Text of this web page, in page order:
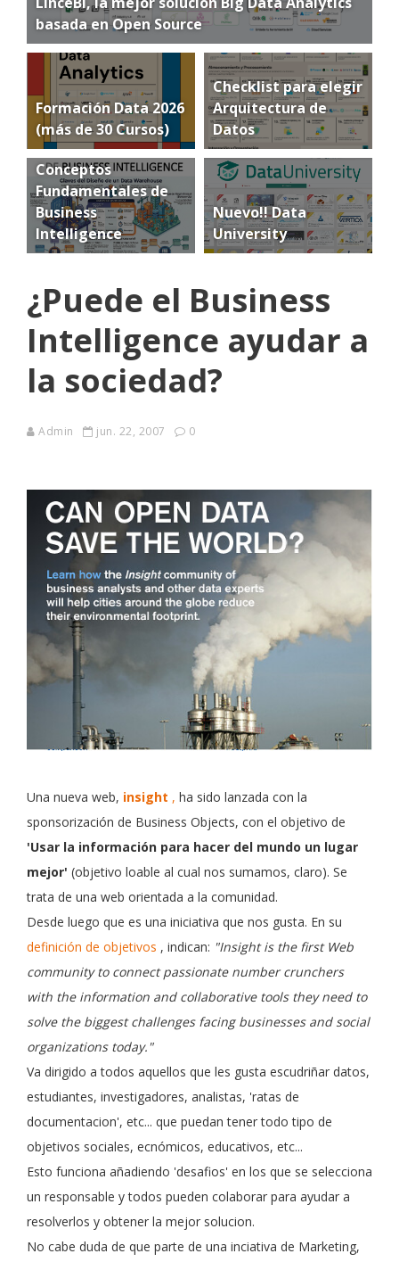
basada en Open Source
Formación Data 2026
(más de 30 Cursos)
Checklist para elegir
Arquitectura de
Datos
Conceptos
Fundamentales de
Business
Intelligence
Nuevo!! Data
University
¿Puede el Business
Intelligence ayudar a
la sociedad?
Admin jun. 22, 2007 0
Una nueva web, insight , ha sido lanzada con la
sponsorización de Business Objects, con el objetivo de
'Usar la información para hacer del mundo un lugar
mejor' (objetivo loable al cual nos sumamos, claro). Se
trata de una web orientada a la comunidad.
Desde luego que es una iniciativa que nos gusta. En su
definición de objetivos , indican: "Insight is the first Web
community to connect passionate number crunchers
with the information and collaborative tools they need to
solve the biggest challenges facing businesses and social
organizations today."
Va dirigido a todos aquellos que les gusta escudriñar datos,
estudiantes, investigadores, analistas, 'ratas de
documentacion', etc... que puedan tener todo tipo de
objetivos sociales, ecnómicos, educativos, etc...
Esto funciona añadiendo 'desafios' en los que se selecciona
un responsable y todos pueden colaborar para ayudar a
resolverlos y obtener la mejor solucion.
No cabe duda de que parte de una inciativa de Marketing,